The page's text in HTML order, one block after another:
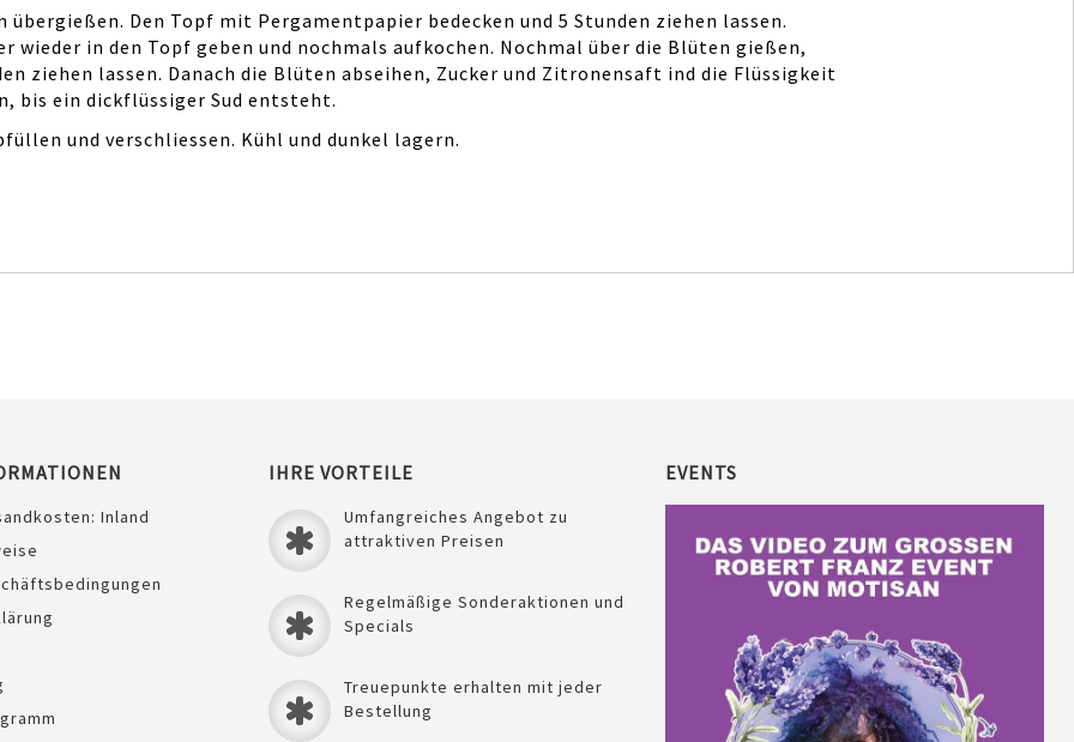
übergießen. Den Topf mit Pergamentpapier bedecken und 5 Stunden ziehen lassen.
wieder in den Topf geben und nochmals aufkochen. Nochmal über die Blüten gießen,
ziehen lassen. Danach die Blüten abseihen, Zucker und Zitronensaft ind die Flüssigkeit
bis ein dickflüssiger Sud entsteht.
und verschliessen. Kühl und dunkel lagern.
Inland
IHRE VORTEILE
Umfangreiches Angebot zu
attraktiven Preisen
Regelmäßige Sonderaktionen und
Specials
Treuepunkte erhalten mit jeder
Bestellung
EVENTS